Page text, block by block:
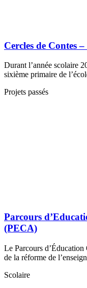
Cercles de Contes
Durant l’année scolaire
sixième primaire de
Projets passés
Parcours
(PECA)
Le Parcours
de la réforme de
Scolaire